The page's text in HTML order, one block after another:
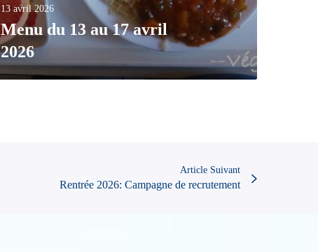
13 avril 2026
Menu du 13 au 17 avril
2026
Article Suivant
Rentrée 2026: Campagne de recrutement